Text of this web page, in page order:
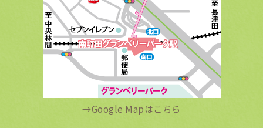
→Google Mapはこちら